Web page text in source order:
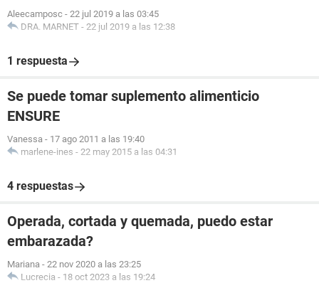
Aleecamposc - 22 jul 2019 a las 03:45
DRA. MARNET - 22 jul 2019 a las 12:38
1 respuesta
Se puede tomar suplemento alimenticio
ENSURE
Vanessa - 17 ago 2011 a las 19:40
marlene-ines - 22 may 2015 a las 04:31
4 respuestas
Operada, cortada y quemada, puedo estar
embarazada?
Mariana - 22 nov 2020 a las 23:25
Lucrecia - 18 oct 2023 a las 19:24